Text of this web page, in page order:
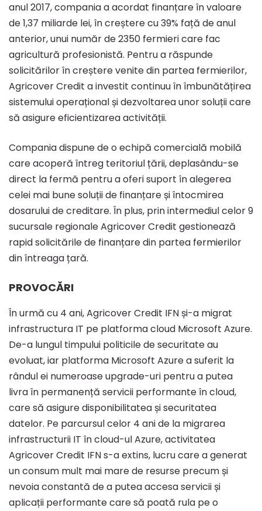
anul 2017, compania a acordat finanțare în valoare
de 1,37 miliarde lei, în creștere cu 39% față de anul
anterior, unui număr de 2350 fermieri care fac
agricultură profesionistă. Pentru a răspunde
solicitărilor în creștere venite din partea fermierilor,
Agricover Credit a investit continuu în îmbunătățirea
sistemului operațional și dezvoltarea unor soluții care
să asigure eficientizarea activității.
Compania dispune de o echipă comercială mobilă
care acoperă întreg teritoriul țării, deplasându-se
direct la fermă pentru a oferi suport în alegerea
celei mai bune soluții de finanțare și întocmirea
dosarului de creditare. În plus, prin intermediul celor 9
sucursale regionale Agricover Credit gestionează
rapid solicitările de finanțare din partea fermierilor
din întreaga țară.
PROVOCĂRI
În urmă cu 4 ani, Agricover Credit IFN și-a migrat
infrastructura IT pe platforma cloud Microsoft Azure.
De-a lungul timpului politicile de securitate au
evoluat, iar platforma Microsoft Azure a suferit la
rândul ei numeroase upgrade-uri pentru a putea
livra în permanență servicii performante în cloud,
care să asigure disponibilitatea și securitatea
datelor. Pe parcursul celor 4 ani de la migrarea
infrastructurii IT în cloud-ul Azure, activitatea
Agricover Credit IFN s-a extins, lucru care a generat
un consum mult mai mare de resurse precum și
nevoia constantă de a putea accesa servicii și
aplicații performante care să poată rula pe o